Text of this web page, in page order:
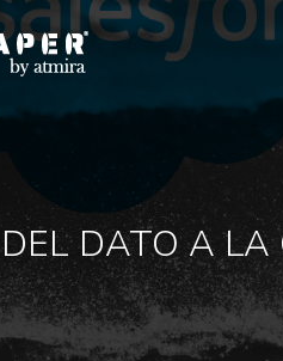
DEL DATO A LA